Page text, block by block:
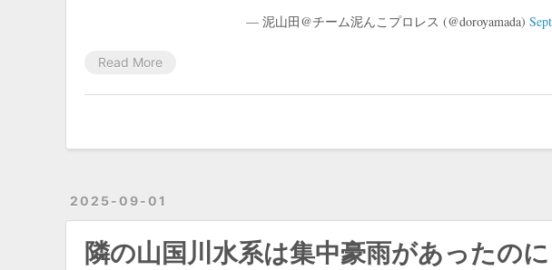
— 泥山田@チーム泥んこプロレス (@doroyamada)
Read More
2025-09-01
隣の山国川水系は集中豪雨があったのに